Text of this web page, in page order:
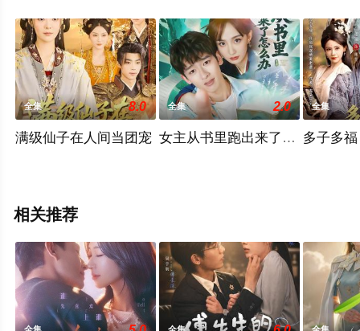
全集 8.0
满级仙子在人间当团宠
全集 2.0
女主从书里跑出来了怎么办
全集
多子多
相关推荐